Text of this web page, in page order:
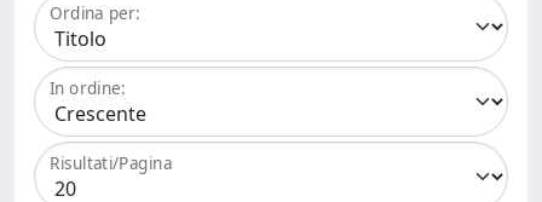
Ordina per:
In ordine:
Risultati/Pagina